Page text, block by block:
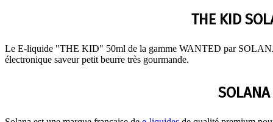
THE KID
Le E-liquide "THE KID" 50ml de la gamme WANTED par
électronique saveur petit beurre très gourmande.
SOLANA